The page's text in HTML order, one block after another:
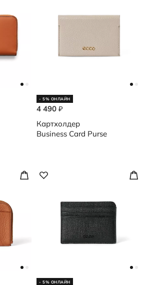
- 5% ОНЛАЙН
4 490 ₽
Картхолдер
Business Card Purse
- 5% ОНЛАЙН